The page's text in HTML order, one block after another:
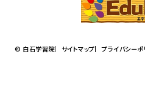
© 白石学習院 サイトマップ プライバシーポ